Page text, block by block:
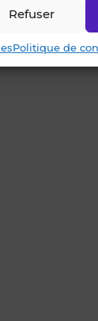
Refuser
Politique de